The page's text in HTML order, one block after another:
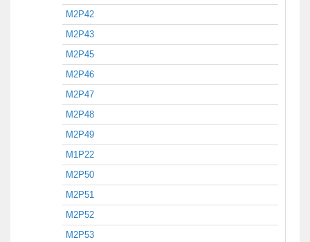
M2P42
M2P43
M2P45
M2P46
M2P47
M2P48
M2P49
M1P22
M2P50
M2P51
M2P52
M2P53